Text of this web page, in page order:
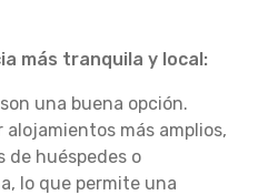
más tranquila y local:
son una buena opción.
más amplios,
de huéspedes o
lo que permite una